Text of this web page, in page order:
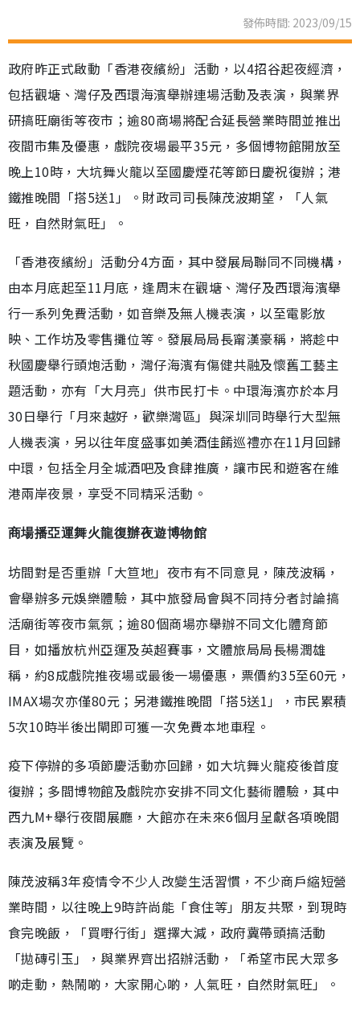
發佈時間: 2023/09/15
政府昨正式啟動「香港夜繽紛」活動，以4招谷起夜經濟，
包括觀塘、灣仔及西環海濱舉辦連場活動及表演，與業界
研搞旺廟街等夜市；逾80商場將配合延長營業時間並推出
夜間市集及優惠，戲院夜場最平35元，多個博物館開放至
晚上10時，大坑舞火龍以至國慶煙花等節日慶祝復辦；港
鐵推晚間「搭5送1」。財政司司長陳茂波期望，「人氣
旺，自然財氣旺」。
「香港夜繽紛」活動分4方面，其中發展局聯同不同機構，
由本月底起至11月底，逢周末在觀塘、灣仔及西環海濱舉
行一系列免費活動，如音樂及無人機表演，以至電影放
映、工作坊及零售攤位等。發展局局長甯漢豪稱，將趁中
秋國慶舉行頭炮活動，灣仔海濱有傷健共融及懷舊工藝主
題活動，亦有「大月亮」供市民打卡。中環海濱亦於本月
30日舉行「月來越好，歡樂灣區」與深圳同時舉行大型無
人機表演，另以往年度盛事如美酒佳餚巡禮亦在11月回歸
中環，包括全月全城酒吧及食肆推廣，讓市民和遊客在維
港兩岸夜景，享受不同精采活動。
商場播亞運舞火龍復辦夜遊博物館
坊間對是否重辦「大笪地」夜市有不同意見，陳茂波稱，
會舉辦多元娛樂體驗，其中旅發局會與不同持分者討論搞
活廟街等夜市氣氛；逾80個商場亦舉辦不同文化體育節
目，如播放杭州亞運及英超賽事，文體旅局局長楊潤雄
稱，約8成戲院推夜場或最後一場優惠，票價約35至60元，
IMAX場次亦僅80元；另港鐵推晚間「搭5送1」，市民累積
5次10時半後出閘即可獲一次免費本地車程。
疫下停辦的多項節慶活動亦回歸，如大坑舞火龍疫後首度
復辦；多間博物館及戲院亦安排不同文化藝術體驗，其中
西九M+舉行夜間展廳，大館亦在未來6個月呈獻各項晚間
表演及展覽。
陳茂波稱3年疫情令不少人改變生活習慣，不少商戶縮短營
業時間，以往晚上9時許尚能「食住等」朋友共聚，到現時
食完晚飯，「買嘢行街」選擇大減，政府冀帶頭搞活動
「拋磚引玉」，與業界齊出招辦活動，「希望市民大眾多
啲走動，熱鬧啲，大家開心啲，人氣旺，自然財氣旺」。